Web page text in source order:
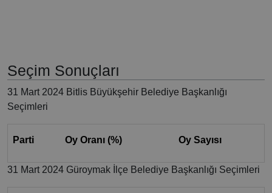
Seçim Sonuçları
31 Mart 2024 Bitlis Büyükşehir Belediye Başkanlığı
Seçimleri
Parti Oy Oranı (%) Oy Sayısı
31 Mart 2024 Güroymak İlçe Belediye Başkanlığı Seçimleri